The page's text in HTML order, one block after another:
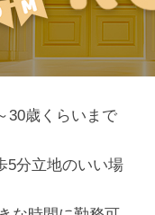
30歳くらいまで
5分立地のいい場